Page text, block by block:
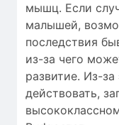
мышц. Если
малышей,
последствия
из-за чего
развитие. Из-
действовать,